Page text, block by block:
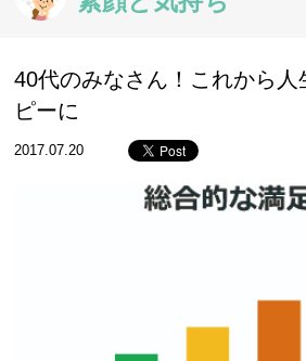
40代のみなさん！これから人
ピーに
2017.07.20